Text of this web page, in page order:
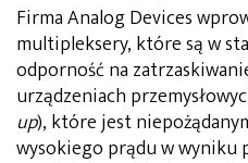
Firma Analog Devices
multipleksery, które są w
odporność na
urządzeniach
up), które jest
wysokiego prądu w